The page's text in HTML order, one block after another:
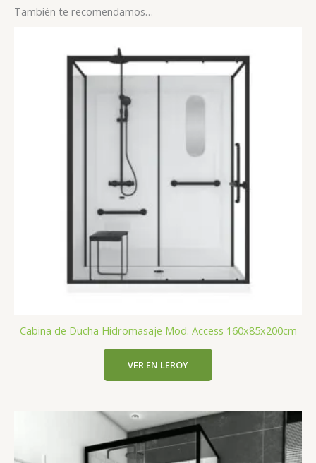
También te recomendamos…
Cabina de Ducha Hidromasaje Mod. Access 160x85x200cm
VER EN LEROY